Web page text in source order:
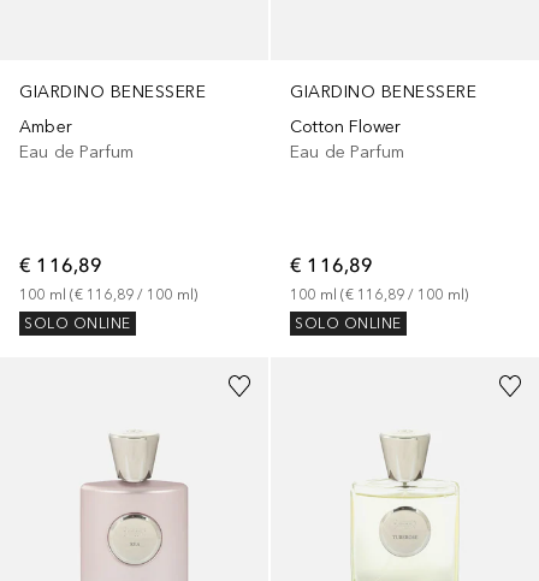
GIARDINO BENESSERE
Amber
Eau de Parfum
€ 116,89
100 ml (€ 116,89 / 100 ml)
SOLO ONLINE
GIARDINO BENESSERE
Cotton Flower
Eau de Parfum
€ 116,89
100 ml (€ 116,89 / 100 ml)
SOLO ONLINE